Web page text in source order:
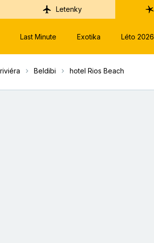
Letenky
Last Minute Exotika Léto 2026
Beldibi hotel Rios Beach